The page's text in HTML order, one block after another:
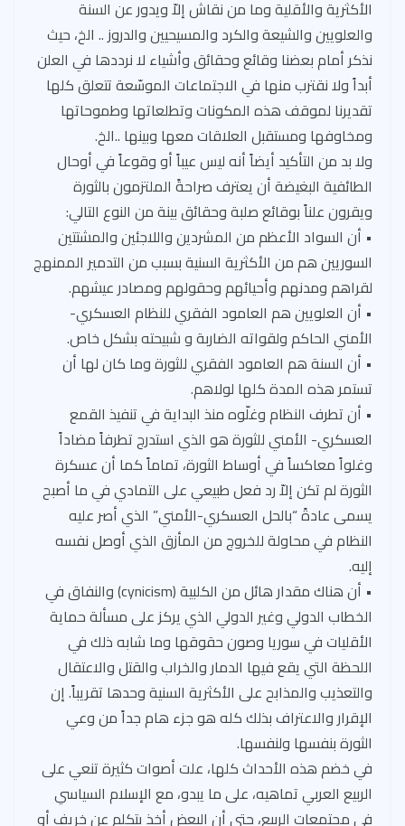
الأكثرية والأقلية وما من نقاش إلاّ ويدور عن السنة
والعلويين والشيعة والكرد والمسيحيين والدروز .. الخ، حيث
نذكر أمام بعضنا وقائع وحقائق وأشياء لا نرددها في العلن
أبداً ولا نقترب منها في الاجتماعات الموسّعة تتعلق كلها
تقديرنا لموقف هذه المكونات وتطلعاتها وطموحاتها
ومخاوفها ومستقبل العلاقات معها وبينها ..الخ.
ولا بد من التأكيد أيضاً أنه ليس عيباً أو وقوعاً في أوحال
الطائفية البغيضة أن يعترف صراحةً الملتزمون بالثورة
ويقرون علناً بوقائع صلبة وحقائق بينة من النوع التالي:
• أن السواد الأعظم من المشردين واللاجئين والمشتتين
السوريين هم من الأكثرية السنية بسبب من التدمير الممنهج
لقراهم ومدنهم وأحيائهم وحقولهم ومصادر عيشهم.
• أن العلويين هم العامود الفقري للنظام العسكري-
الأمني الحاكم ولقواته الضاربة و شبيحته بشكل خاص.
• أن السنة هم العامود الفقري للثورة وما كان لها أن
تستمر هذه المدة كلها لولاهم.
• أن تطرف النظام وغلّوه منذ البداية في تنفيذ القمع
العسكري- الأمني للثورة هو الذي استدرج تطرفاً مضاداً
وغلواً معاكساً في أوساط الثورة، تماماً كما أن عسكرة
الثورة لم تكن إلاّ رد فعل طبيعي على التمادي في ما أصبح
يسمى عادةً “بالحل العسكري-الأمني” الذي أصر عليه
النظام في محاولة للخروج من المأزق الذي أوصل نفسه
إليه.
• أن هناك مقدار هائل من الكلبية (cynicism) والنفاق في
الخطاب الدولي وغير الدولي الذي يركز على مسألة حماية
الأقليات في سوريا وصون حقوقها وما شابه ذلك في
اللحظة التي يقع فيها الدمار والخراب والقتل والاعتقال
والتعذيب والمذابح على الأكثرية السنية وحدها تقريباً. إن
الإقرار والاعتراف بذلك كله هو جزء هام جداً من وعي
الثورة بنفسها ولنفسها.
في خضم هذه الأحداث كلها، علت أصوات كثيرة تنعي على
الربيع العربي تماهيه، على ما يبدو، مع الإسلام السياسي
في مجتمعات الربيع، حتى أن البعض أخذ يتكلم عن خريف أو